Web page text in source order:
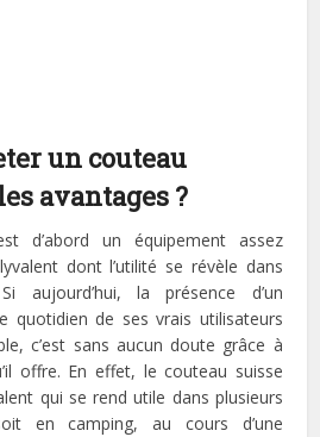
un couteau
avantages ?
d’abord un équipement assez
dont l’utilité se révèle dans
aujourd’hui, la présence d’un
quotidien de ses vrais utilisateurs
c’est sans aucun doute grâce à
offre. En effet, le couteau suisse
qui se rend utile dans plusieurs
en camping, au cours d’une